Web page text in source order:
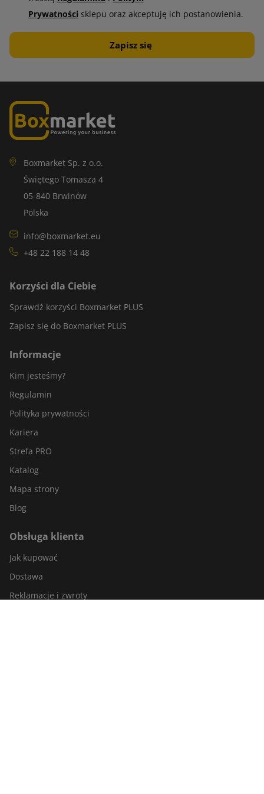
niezawodność i wydajność, którym można zaufać.
Prywatności sklepu oraz akceptuję ich postanowienia.
Boxmarket Sp. z o.o.
Świętego Tomasza 4
05-840 Brwinów
Polska
info@boxmarket.eu
+48 22 188 14 48
Korzyści dla Ciebie
Sprawdź korzyści Boxmarket PLUS
Zapisz się do Boxmarket PLUS
Informacje
Kim jesteśmy?
Regulamin
Polityka prywatności
Kariera
Strefa PRO
Katalog
Mapa strony
Blog
Obsługa klienta
Jak kupować
Dostawa
Reklamacje i zwroty